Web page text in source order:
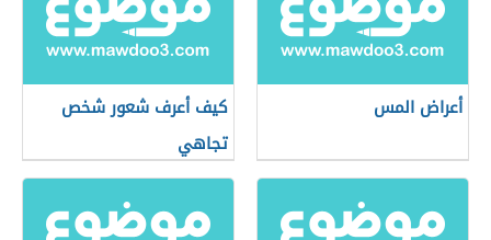
أعراض المس
كيف أعرف شعور شخص
تجاهي